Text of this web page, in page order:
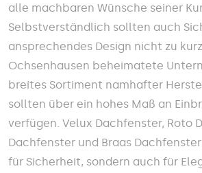
alle machbaren Wünsche seiner
Selbstverständlich sollten auch
ansprechendes Design nicht zu
Ochsenhausen beheimatete
breites Sortiment namhafter
sollten über ein hohes Maß an
verfügen. Velux Dachfenster, Roto
Dachfenster und Braas
für Sicherheit, sondern auch für